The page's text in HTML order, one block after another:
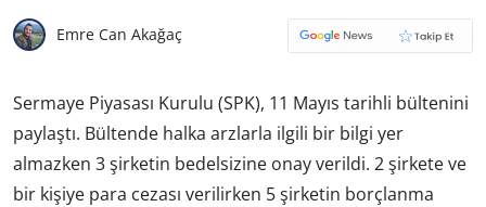
Emre Can Akağaç
Sermaye Piyasası Kurulu (SPK), 11 Mayıs tarihli bültenini
paylaştı. Bültende halka arzlarla ilgili bir bilgi yer
almazken 3 şirketin bedelsizine onay verildi. 2 şirkete ve
bir kişiye para cezası verilirken 5 şirketin borçlanma